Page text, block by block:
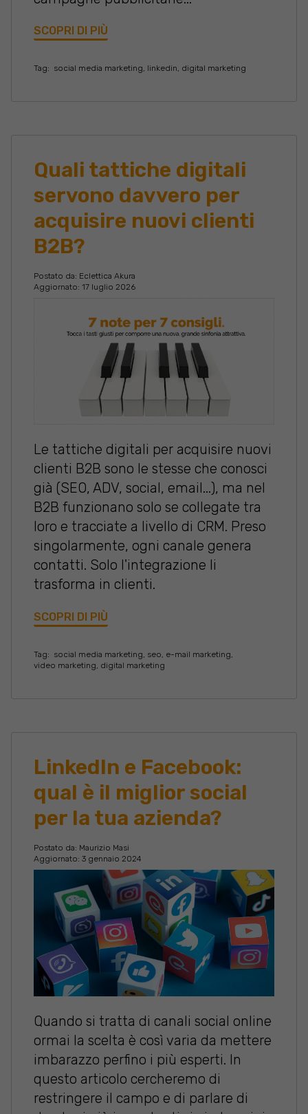
SCOPRI DI PIÙ
Tag: social media marketing, linkedin, digital marketing
Quali tattiche digitali
servono davvero per
acquisire nuovi clienti
B2B?
Postato da: Eclettica Akura
Aggiornato: 17 luglio 2026
Le tattiche digitali per acquisire nuovi
clienti B2B sono le stesse che conosci
già (SEO, ADV, social, email...), ma nel
B2B funzionano solo se collegate tra
loro e tracciate a livello di CRM. Preso
singolarmente, ogni canale genera
contatti. Solo l'integrazione li
trasforma in clienti.
SCOPRI DI PIÙ
Tag: social media marketing seo e-mail marketing
video marketing digital marketing
LinkedIn e Facebook:
qual è il miglior social
per la tua azienda?
Postato da: Maurizio Masi
Aggiornato: 3 gennaio 2024
Quando si tratta di canali social online
ormai la scelta è così varia da mettere
imbarazzo perfino i più esperti. In
questo articolo cercheremo di
restringere il campo e di parlare di